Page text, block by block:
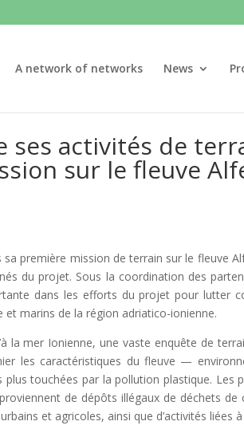
A network of networks News
ses activités de
sur le fleuve
première mission de terrain sur le fleuve
du projet. Sous la coordination des
dans les efforts du projet pour lutter
et marins de la région adriatico-ionienne.
la mer Ionienne, une vaste enquête de
les caractéristiques du fleuve —
touchées par la pollution plastique. Les
de dépôts illégaux de déchets
et agricoles, ainsi que d’activités liées à